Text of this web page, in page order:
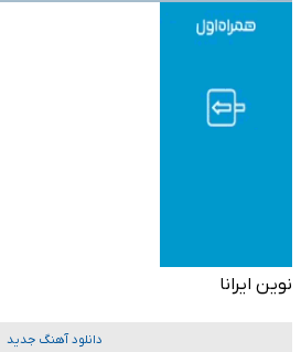
نوین ایرانا
دانلود آهنگ جدید